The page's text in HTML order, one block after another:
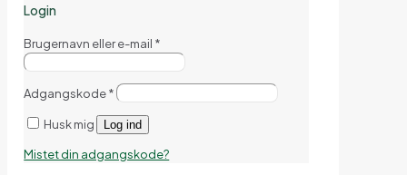
Login
Brugernavn eller e-mail *
Adgangskode*
Husk mig Log ind
Mistet din adgangskode?